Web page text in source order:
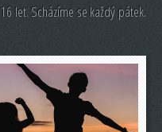
let. Scházíme se každý pátek.